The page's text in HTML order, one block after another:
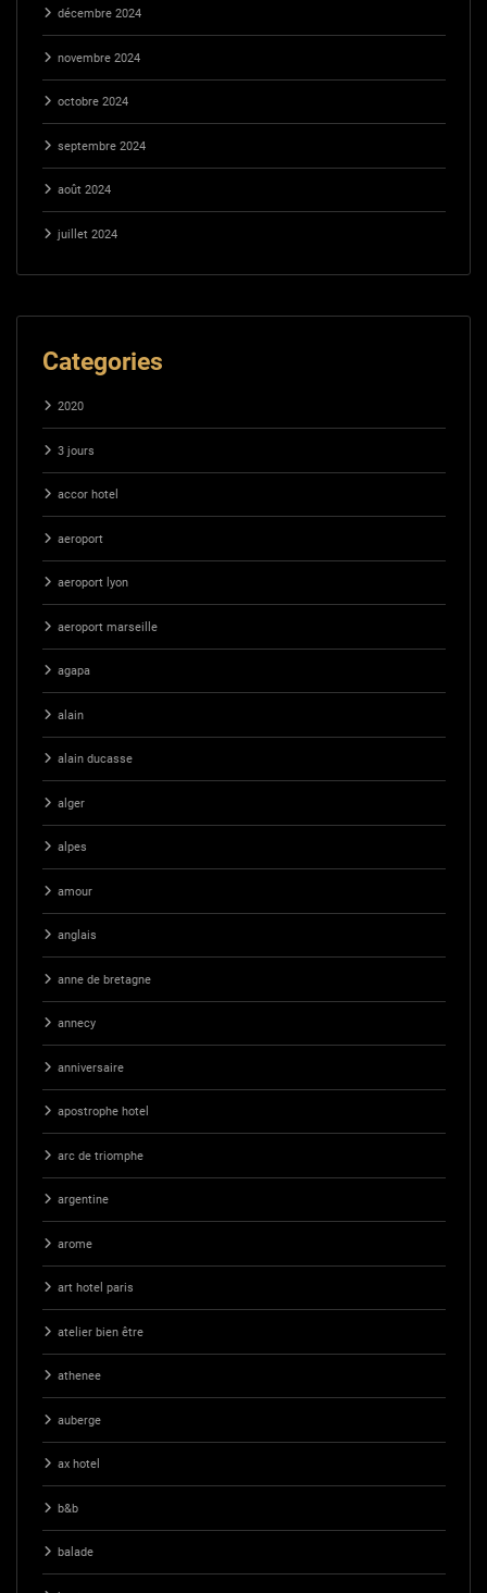
décembre 2024
novembre 2024
octobre 2024
septembre 2024
août 2024
juillet 2024
Categories
2020
3 jours
accor hotel
aeroport
aeroport lyon
aeroport marseille
agapa
alain
alain ducasse
alger
alpes
amour
anglais
anne de bretagne
annecy
anniversaire
apostrophe hotel
arc de triomphe
argentine
arome
art hotel paris
atelier bien être
athenee
auberge
ax hotel
b&b
balade